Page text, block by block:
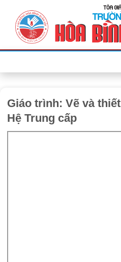
Giáo trình: Vẽ và
Hệ Trung cấp